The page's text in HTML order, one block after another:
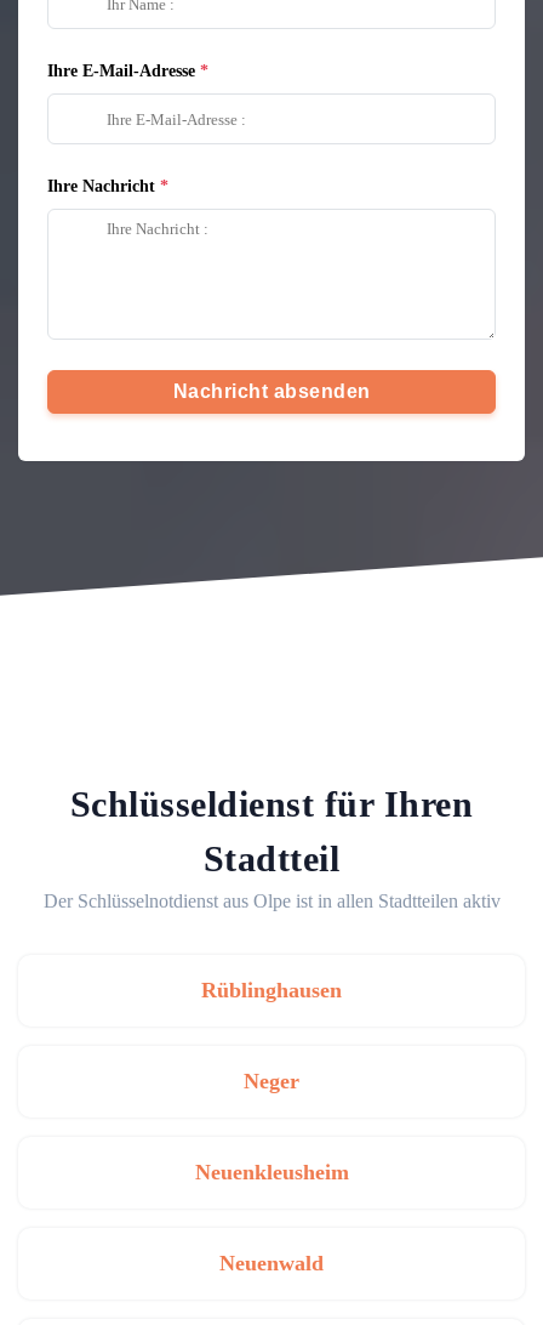
Ihre E-Mail-Adresse
Ihre Nachricht
Nachricht absenden
Schlüsseldienst für Ihren
Stadtteil
Der Schlüsselnotdienst aus Olpe ist in allen Stadtteilen aktiv
Rüblinghausen
Neger
Neuenkleusheim
Neuenwald